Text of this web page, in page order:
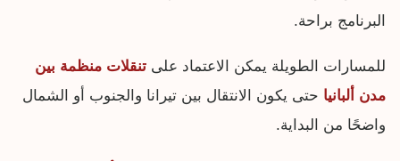
البرنامج براحة.
للمسارات الطويلة يمكن الاعتماد على تنقلات منظمة بين
مدن ألبانيا حتى يكون الانتقال بين تيرانا والجنوب أو الشمال
واضحًا من البداية.